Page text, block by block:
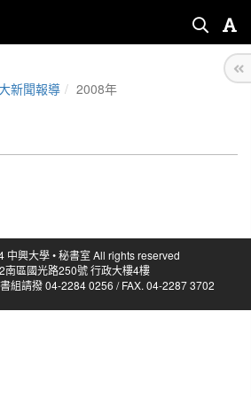
新聞報導 2008年
興大學 • 秘書室 All rights reserved
南區國光路250號 行政大樓4樓
組請撥 04-2284 0256 / FAX. 04-2287 3702